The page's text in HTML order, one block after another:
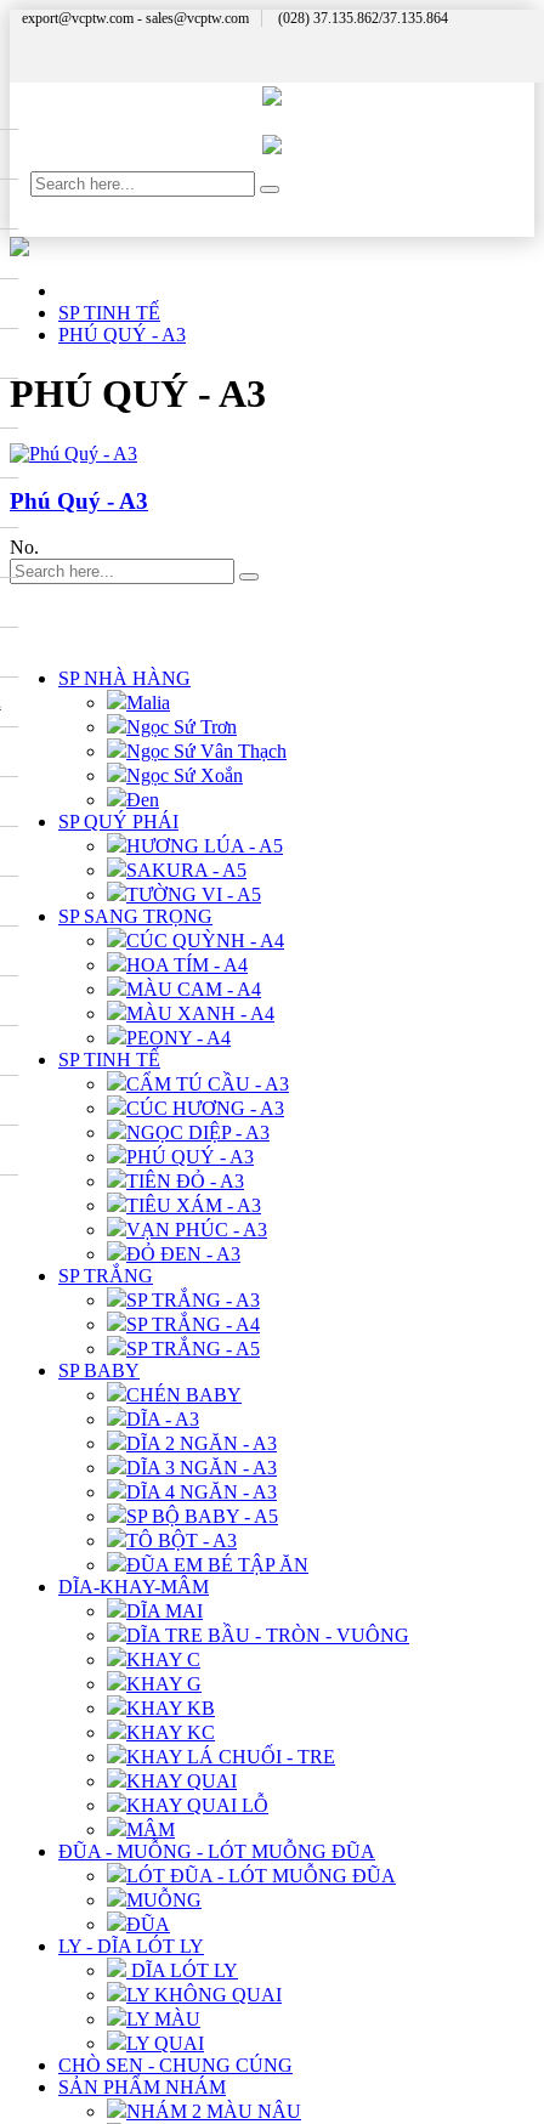
export@vcptw.com - sales@vcptw.com (028) 37.135.862/37.135.864
SP TINH TẾ
PHÚ QUÝ - A3
PHÚ QUÝ - A3
Phú Quý - A3
No.
SP NHÀ HÀNG
Malia
Ngọc Sứ Trơn
Ngọc Sứ Vân Thạch
Ngọc Sứ Xoắn
Đen
SP QUÝ PHÁI
HƯƠNG LÚA - A5
SAKURA - A5
TƯỜNG VI - A5
SP SANG TRỌNG
CÚC QUỲNH - A4
HOA TÍM - A4
MÀU CAM - A4
MÀU XANH - A4
PEONY - A4
SP TINH TẾ
CẨM TÚ CẦU - A3
CÚC HƯƠNG - A3
NGỌC DIỆP - A3
PHÚ QUÝ - A3
TIÊN ĐỎ - A3
TIÊU XÁM - A3
VẠN PHÚC - A3
ĐỎ ĐEN - A3
SP TRẮNG
SP TRẮNG - A3
SP TRẮNG - A4
SP TRẮNG - A5
SP BABY
CHÉN BABY
DĨA - A3
DĨA 2 NGĂN - A3
DĨA 3 NGĂN - A3
DĨA 4 NGĂN - A3
SP BỘ BABY - A5
TÔ BỘT - A3
ĐŨA EM BÉ TẬP ĂN
DĨA-KHAY-MÂM
DĨA MAI
DĨA TRE BẦU - TRÒN - VUÔNG
KHAY C
KHAY G
KHAY KB
KHAY KC
KHAY LÁ CHUỐI - TRE
KHAY QUAI
KHAY QUAI LỖ
MÂM
ĐŨA - MUỖNG - LÓT MUỖNG ĐŨA
LÓT ĐŨA - LÓT MUỖNG ĐŨA
MUỖNG
ĐŨA
LY - DĨA LÓT LY
DĨA LÓT LY
LY KHÔNG QUAI
LY MÀU
LY QUAI
CHÒ SEN - CHUNG CÚNG
SẢN PHẨM NHÁM
NHÁM 2 MÀU NÂU